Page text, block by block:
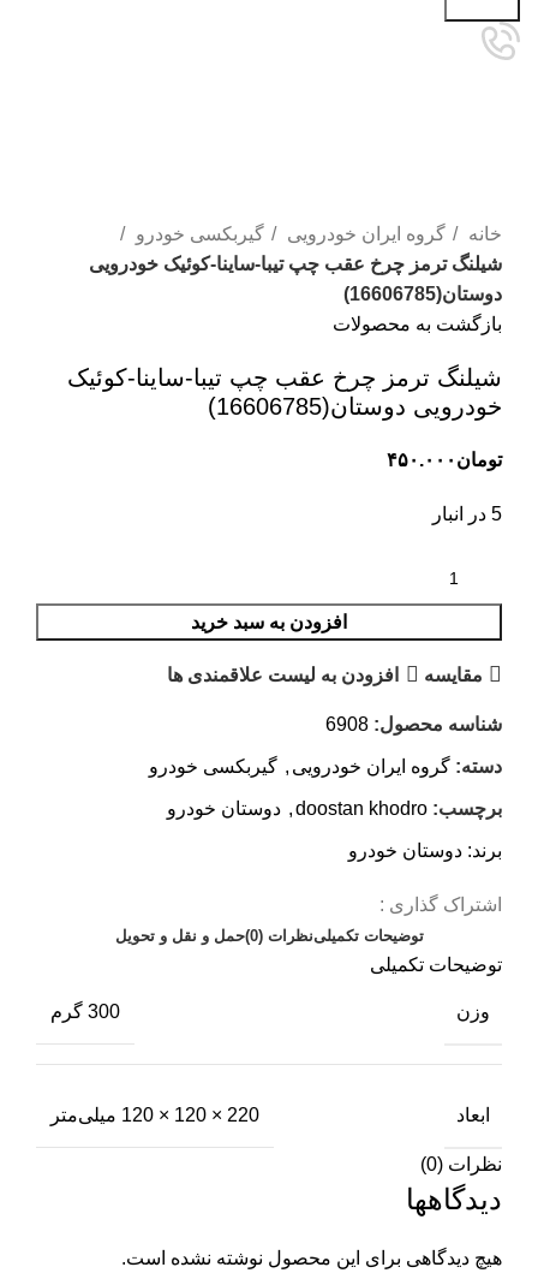
خانه گروه ایران خودرویی
گیربکسی خودرو
شیلنگ ترمز چرخ عقب چپ تیبا-ساینا-کوئیک خودرویی
دوستان(16606785)
بازگشت به محصولات
شیلنگ ترمز چرخ عقب چپ تیبا-ساینا-کوئیک
خودرویی دوستان(16606785)
تومان ۴۵۰.۰۰۰
5 در انبار
افزودن به سبد خرید
مقایسه افزودن به لیست علاقمندی ها
شناسه محصول: 6908
دسته: گروه ایران خودرویی , گیربکسی خودرو
برچسب: doostan khodro
, دوستان خودرو
برند: دوستان خودرو
اشتراک گذاری :
توضیحات تکمیلینظرات (0) حمل و نقل و تحویل
توضیحات تکمیلی
وزن 300 گرم
ابعاد 220 × 120 × 120 میلی‌متر
نظرات (0)
دیدگاهها
هیچ دیدگاهی برای این محصول نوشته نشده است.